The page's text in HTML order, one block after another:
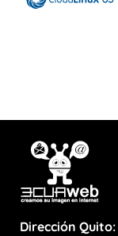
Dirección Quito: